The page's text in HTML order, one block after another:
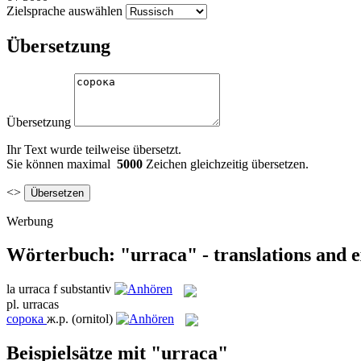
Zielsprache auswählen
Übersetzung
Übersetzung
Ihr Text wurde teilweise übersetzt.
Sie können maximal 5000 Zeichen gleichzeitig übersetzen.
<>
Werbung
Wörterbuch: "urraca" - translations and
la urraca f substantiv
pl. urracas
сорока ж.р. (ornitol)
Beispielsätze mit "urraca"